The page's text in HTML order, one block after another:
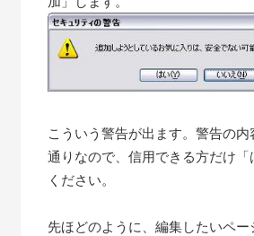
こういう警告が出ます。警告の内
通りなので、信用できる方だけ「
ください。
先ほどのように、編集したいペー